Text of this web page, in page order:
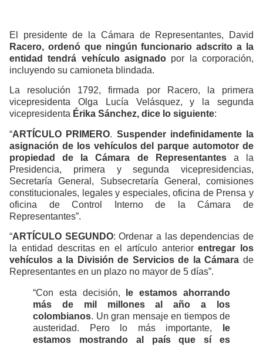
El presidente de la Cámara de Representantes, David
Racero, ordenó que ningún funcionario adscrito a la
entidad tendrá vehículo asignado por la corporación,
incluyendo su camioneta blindada.
La resolución 1792, firmada por Racero, la primera
vicepresidenta Olga Lucía Velásquez, y la segunda
vicepresidenta Érika Sánchez, dice lo siguiente:
“ARTÍCULO PRIMERO. Suspender indefinidamente la
asignación de los vehículos del parque automotor de
propiedad de la Cámara de Representantesa la
Presidencia, primera y segunda vicepresidencias,
Secretaría General, Subsecretaría General, comisiones
constitucionales, legales y especiales, oficina de Prensa y
oficina de Control Interno de la Cámara de
Representantes”.
“ARTÍCULO SEGUNDO: Ordenar a las dependencias de
la entidad descritas en el artículo anteriorentregar los
vehículos a la División de Servicios de la Cámara de
Representantes en un plazo no mayor de 5 días”.
“Con esta decisión,
le estamos ahorrando
más de mil millones al año a los
colombianos. Un gran mensaje en tiempos de
austeridad. Pero lo más importante, le
estamos mostrando al país que sí es